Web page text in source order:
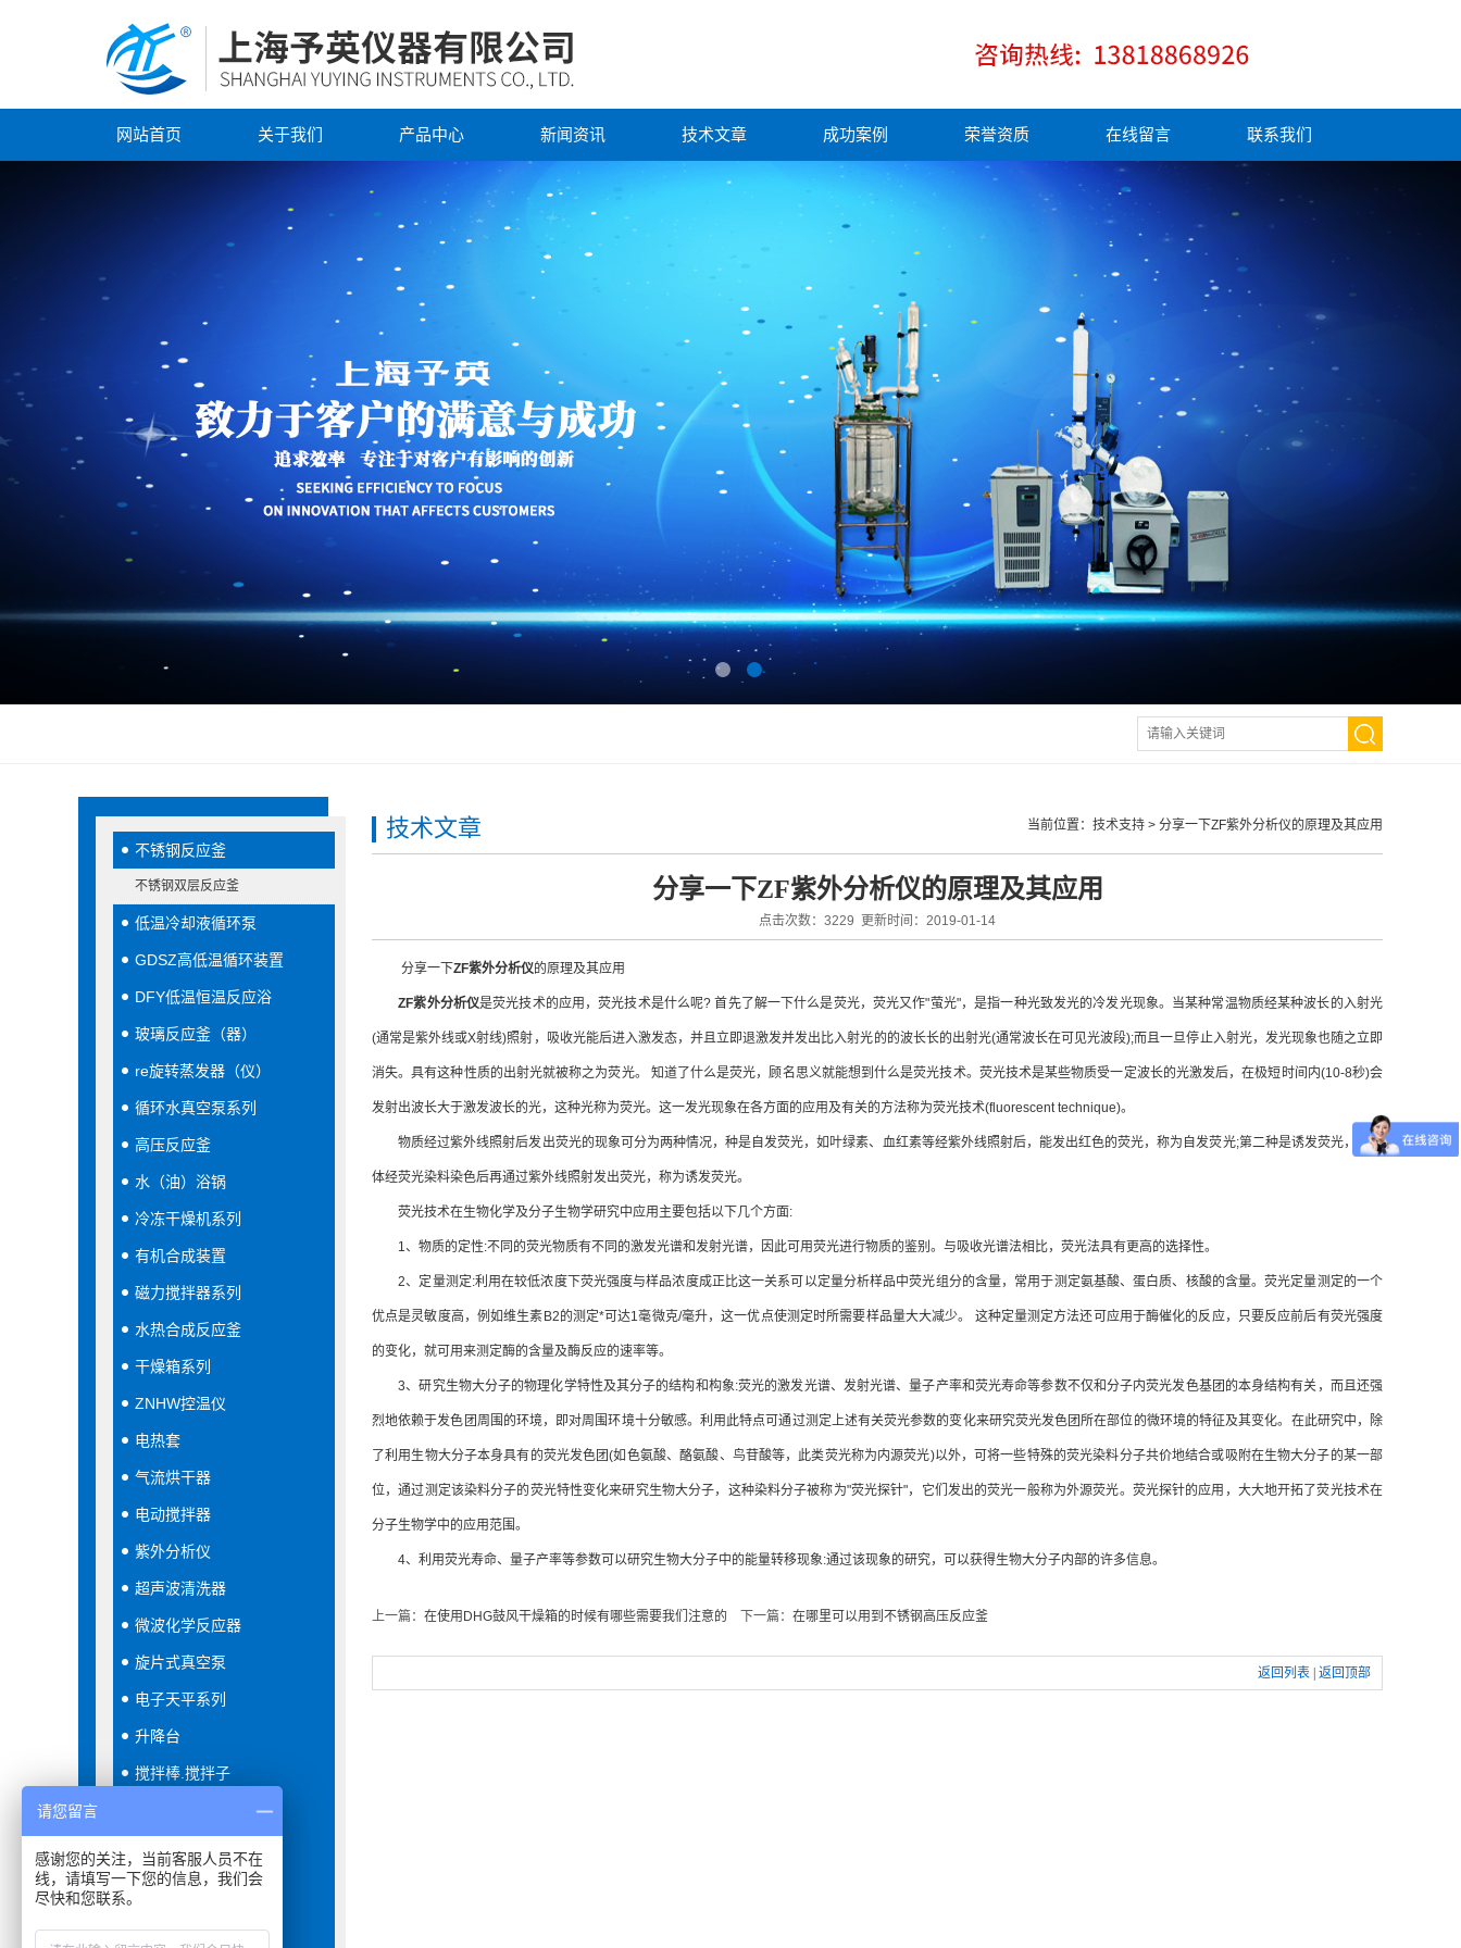
网站首页 关于我们 产品中心 新闻资讯 技术文章 成功案例 荣誉资质 在线留言 联系我们
不锈钢反应釜
不锈钢双层反应釜
低温冷却液循环泵
GDSZ高低温循环装置
DFY低温恒温反应浴
玻璃反应釜（器）
re旋转蒸发器（仪）
循环水真空泵系列
高压反应釜
水（油）浴锅
冷冻干燥机系列
有机合成装置
磁力搅拌器系列
水热合成反应釜
干燥箱系列
ZNHW控温仪
电热套
气流烘干器
电动搅拌器
紫外分析仪
超声波清洗器
微波化学反应器
旋片式真空泵
电子天平系列
升降台
搅拌棒.搅拌子
分液器
当前位置： 技术支持 > 分享一下ZF紫外分析仪的原理及其应用
技术文章
分享一下ZF紫外分析仪的原理及其应用
点击次数：3229 更新时间：2019-01-14
分享一下ZF紫外分析仪的原理及其应用
ZF紫外分析仪是荧光技术的应用，荧光技术是什么呢? 首先了解一下什么是荧光，荧光又作"萤光"，是指一种光致发光的冷发光现象。当某种常温物质经某种波长的入射光
(通常是紫外线或X射线)照射，吸收光能后进入激发态，并且立即退激发并发出比入射光的的波长长的出射光(通常波长在可见光波段);而且一旦停止入射光，发光现象也随之立即
消失。具有这种性质的出射光就被称之为荧光。 知道了什么是荧光，顾名思义就能想到什么是荧光技术。荧光技术是某些物质受一定波长的光激发后，在极短时间内(10-8秒)会
发射出波长大于激发波长的光，这种光称为荧光。这一发光现象在各方面的应用及有关的方法称为荧光技术(fluorescent technique)。
物质经过紫外线照射后发出荧光的现象可分为两种情况，种是自发荧光，如叶绿素、血红素等经紫外线照射后，能发出红色的荧光，称为自发荧光;第二种是诱发荧光，即物
体经荧光染料染色后再通过紫外线照射发出荧光，称为诱发荧光。
荧光技术在生物化学及分子生物学研究中应用主要包括以下几个方面:
1、物质的定性:不同的荧光物质有不同的激发光谱和发射光谱，因此可用荧光进行物质的鉴别。与吸收光谱法相比，荧光法具有更高的选择性。
2、定量测定:利用在较低浓度下荧光强度与样品浓度成正比这一关系可以定量分析样品中荧光组分的含量，常用于测定氨基酸、蛋白质、核酸的含量。荧光定量测定的一个
优点是灵敏度高，例如维生素B2的测定*可达1毫微克/毫升，这一优点使测定时所需要样品量大大减少。 这种定量测定方法还可应用于酶催化的反应，只要反应前后有荧光强度
的变化，就可用来测定酶的含量及酶反应的速率等。
3、研究生物大分子的物理化学特性及其分子的结构和构象:荧光的激发光谱、发射光谱、量子产率和荧光寿命等参数不仅和分子内荧光发色基团的本身结构有关，而且还强
烈地依赖于发色团周围的环境，即对周围环境十分敏感。利用此特点可通过测定上述有关荧光参数的变化来研究荧光发色团所在部位的微环境的特征及其变化。在此研究中，除
了利用生物大分子本身具有的荧光发色团(如色氨酸、酪氨酸、鸟苷酸等，此类荧光称为内源荧光)以外，可将一些特殊的荧光染料分子共价地结合或吸附在生物大分子的某一部
位，通过测定该染料分子的荧光特性变化来研究生物大分子，这种染料分子被称为"荧光探针"，它们发出的荧光一般称为外源荧光。荧光探针的应用，大大地开拓了荧光技术在
分子生物学中的应用范围。
4、利用荧光寿命、量子产率等参数可以研究生物大分子中的能量转移现象:通过该现象的研究，可以获得生物大分子内部的许多信息。
上一篇： 在使用DHG鼓风干燥箱的时候有哪些需要我们注意的 下一篇： 在哪里可以用到不锈钢高压反应釜
返回列表 返回顶部
请您留言
感谢您的关注，当前客服人员不在
线，请填写一下您的信息，我们会
尽快和您联系。